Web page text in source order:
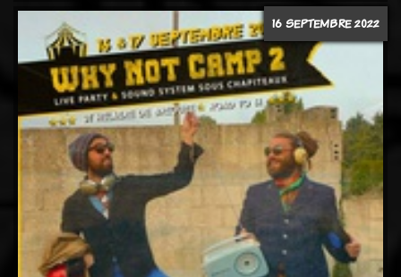
16 SEPTEMBRE 2022